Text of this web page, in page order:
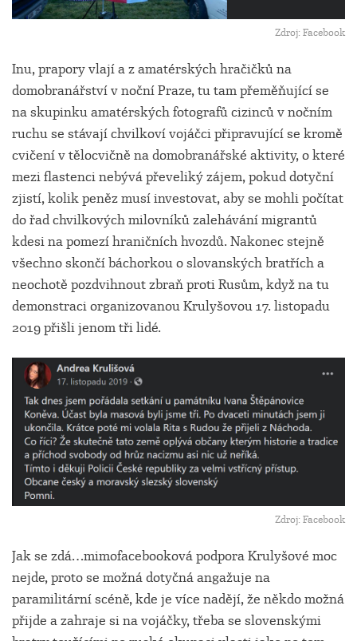
Zdroj: Facebook
Inu, prapory vlají a z amatérských hračičků na
domobranářství v noční Praze, tu tam přeměňující se
na skupinku amatérských fotografů cizinců v nočním
ruchu se stávají chvilkoví vojáčci připravující se kromě
cvičení v tělocvičně na domobranářské aktivity, o které
mezi flastenci nebývá převeliký zájem, pokud dotyční
zjistí, kolik peněz musí investovat, aby se mohli počítat
do řad chvilkových milovníků zalehávání migrantů
kdesi na pomezí hraničních hvozdů. Nakonec stejně
všechno skončí báchorkou o slovanských bratřích a
neochotě pozdvihnout zbraň proti Rusům, když na tu
demonstraci organizovanou Krulyšovou 17. listopadu
2019 přišli jenom tři lidé.
Zdroj: Facebook
Jak se zdá…mimofacebooková podpora Krulyšové moc
nejde, proto se možná dotyčná angažuje na
paramilitární scéně, kde je více nadějí, že někdo možná
přijde a zahraje si na vojáčky, třeba se slovenskými